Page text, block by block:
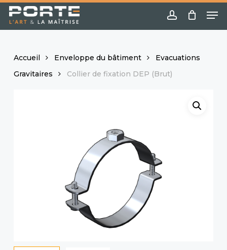
Skip
main
account
Accueil Enveloppe du bâtiment
Evacuations
Gravitaires
Collier de fixation DEP (Brut)